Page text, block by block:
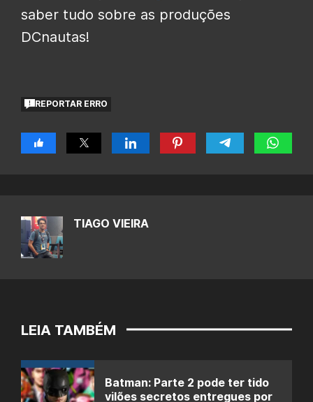
saber tudo sobre as produções
DCnautas!
REPORTAR ERRO
TIAGO VIEIRA
LEIA TAMBÉM
Batman: Parte 2 pode ter tido
vilões secretos entregues por